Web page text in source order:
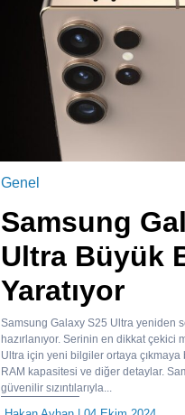
Genel
Samsung
Ultra Büyük
Yaratıyor
Samsung Galaxy S25 Ultra yeniden
hazırlanıyor. Serinin en dikkat çekici
Ultra için yeni bilgiler ortaya çıkmaya
RAM kapasitesi ve diğer detaylar.
güvenilir sızıntılarıyla...